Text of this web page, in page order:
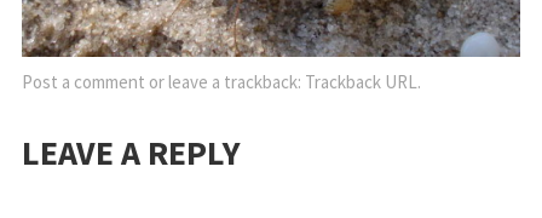
Post a comment or leave a trackback: Trackback URL.
LEAVE A REPLY